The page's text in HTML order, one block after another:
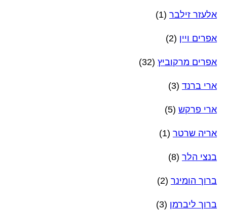
אלעזר זילבר (1)
אפרים ויין (2)
אפרים מרקוביץ (32)
ארי ברנד (3)
ארי פרקש (5)
אריה שרטר (1)
בנצי הלר (8)
ברוך הומינר (2)
ברוך ליברמן (3)